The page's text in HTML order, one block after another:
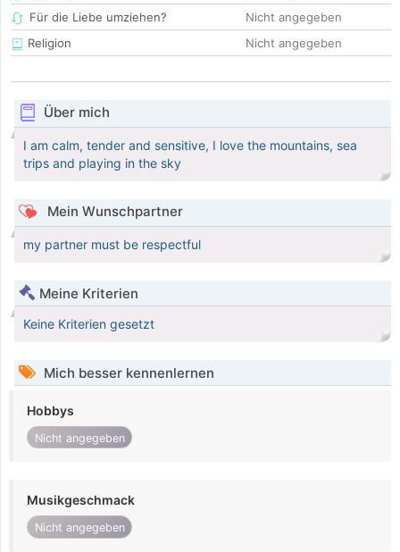
Für die Liebe umziehen?
Nicht angegeben
Religion
Nicht angegeben
Über mich
I am calm, tender and sensitive, I love the mountains, sea
trips and playing in the sky
Mein Wunschpartner
my partner must be respectful
Meine Kriterien
Keine Kriterien gesetzt
Mich besser kennenlernen
Hobbys
Nicht angegeben
Musikgeschmack
Nicht angegeben